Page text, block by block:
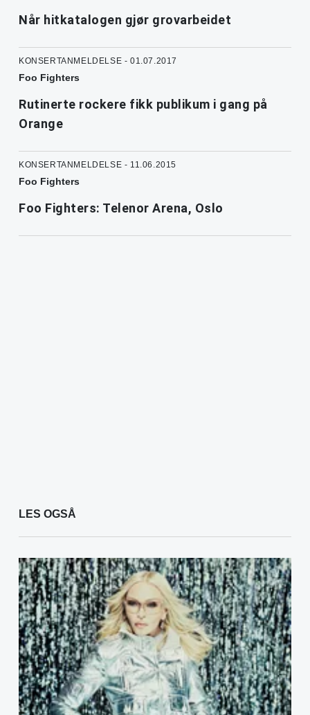
Når hitkatalogen gjør grovarbeidet
KONSERTANMELDELSE - 01.07.2017
Foo Fighters
Rutinerte rockere fikk publikum i gang på
Orange
KONSERTANMELDELSE - 11.06.2015
Foo Fighters
Foo Fighters: Telenor Arena, Oslo
LES OGSÅ